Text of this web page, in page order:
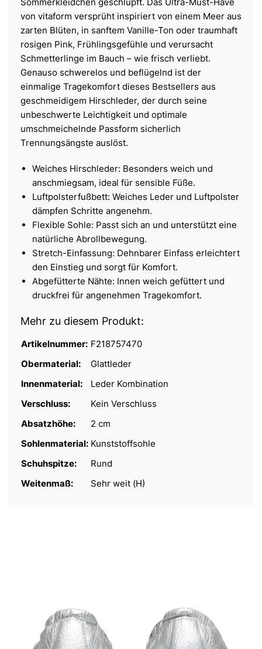
von vitaform versprüht inspiriert von einem Meer aus
zarten Blüten, in sanftem Vanille-Ton oder traumhaft
rosigen Pink, Frühlingsgefühle und verursacht
Schmetterlinge im Bauch – wie frisch verliebt.
Genauso schwerelos und beflügelnd ist der
einmalige Tragekomfort dieses Bestsellers aus
geschmeidigem Hirschleder, der durch seine
unbeschwerte Leichtigkeit und optimale
umschmeichelnde Passform sicherlich
Trennungsängste auslöst.
Weiches Hirschleder: Besonders weich und
anschmiegsam, ideal für sensible Füße.
Luftpolsterfußbett: Weiches Leder und Luftpolster
dämpfen Schritte angenehm.
Flexible Sohle: Passt sich an und unterstützt eine
natürliche Abrollbewegung.
Stretch-Einfassung: Dehnbarer Einfass erleichtert
den Einstieg und sorgt für Komfort.
Abgefütterte Nähte: Innen weich gefüttert und
druckfrei für angenehmen Tragekomfort.
Mehr zu diesem Produkt:
Artikelnummer: F218757470
Obermaterial:
Glattleder
Innenmaterial:
Leder Kombination
Verschluss:
Kein Verschluss
Absatzhöhe:
2 cm
Sohlenmaterial: Kunststoffsohle
Schuhspitze:
Rund
Weitenmaß:
Sehr weit (H)